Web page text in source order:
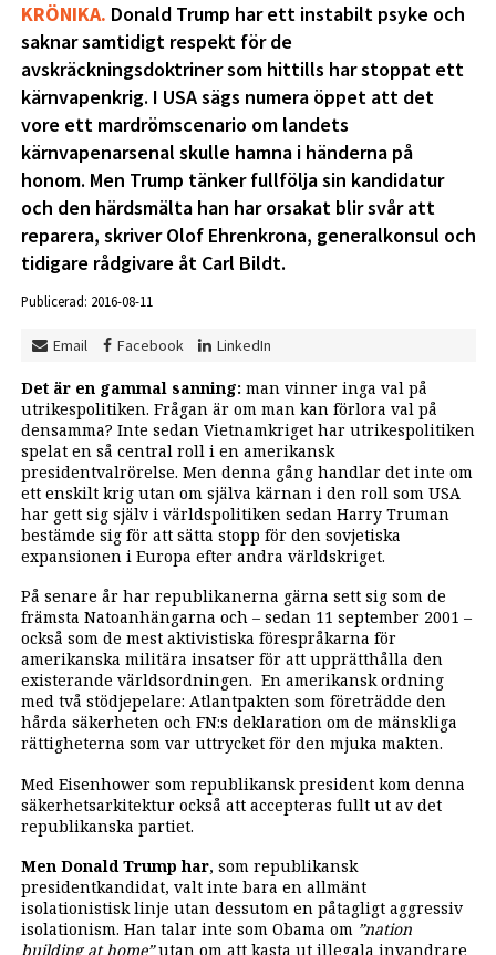
KRÖNIKA. Donald Trump har ett instabilt psyke och
saknar samtidigt respekt för de
avskräckningsdoktriner som hittills har stoppat ett
kärnvapenkrig. I USA sägs numera öppet att det
vore ett mardrömscenario om landets
kärnvapenarsenal skulle hamna i händerna på
honom. Men Trump tänker fullfölja sin kandidatur
och den härdsmälta han har orsakat blir svår att
reparera, skriver Olof Ehrenkrona, generalkonsul och
tidigare rådgivare åt Carl Bildt.
Publicerad: 2016-08-11
Email Facebook LinkedIn
Det är en gammal sanning: man vinner inga val på
utrikespolitiken. Frågan är om man kan förlora val på
densamma? Inte sedan Vietnamkriget har utrikespolitiken
spelat en så central roll i en amerikansk
presidentvalrörelse. Men denna gång handlar det inte om
ett enskilt krig utan om själva kärnan i den roll som USA
har gett sig själv i världspolitiken sedan Harry Truman
bestämde sig för att sätta stopp för den sovjetiska
expansionen i Europa efter andra världskriget.
På senare år har republikanerna gärna sett sig som de
främsta Natoanhängarna och – sedan 11 september 2001 –
också som de mest aktivistiska förespråkarna för
amerikanska militära insatser för att upprätthålla den
existerande världsordningen. En amerikansk ordning
med två stödjepelare: Atlantpakten som företrädde den
hårda säkerheten och FN:s deklaration om de mänskliga
rättigheterna som var uttrycket för den mjuka makten.
Med Eisenhower som republikansk president kom denna
säkerhetsarkitektur också att accepteras fullt ut av det
republikanska partiet.
Men Donald Trump har, som republikansk
presidentkandidat, valt inte bara en allmänt
isolationistisk linje utan dessutom en påtagligt aggressiv
isolationism. Han talar inte som Obama om ”nation
building at home”utan om att kasta ut illegala invandrare